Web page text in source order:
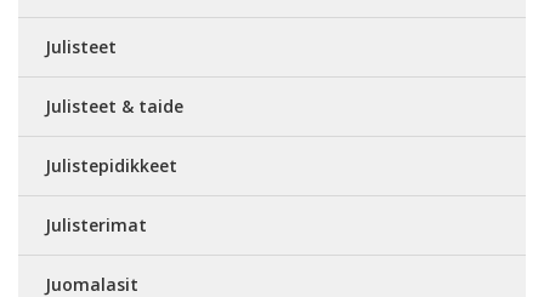
Julisteet
Julisteet & taide
Julistepidikkeet
Julisterimat
Juomalasit